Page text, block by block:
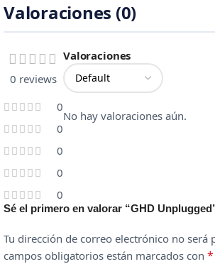
Valoraciones (0)
0 reviews
0
0
0
0
0
Valoraciones
No hay valoraciones aún.
Sé el primero en valorar “GHD
Tu dirección de correo electrónico no será
campos obligatorios están marcados con *